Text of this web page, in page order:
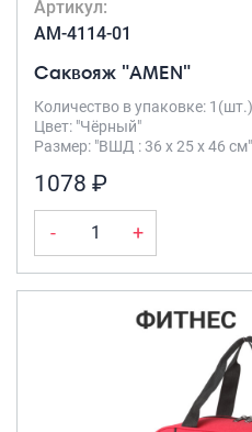
Артикул:
AM-4114-01
Саквояж "AMEN"
Количество в упаковке: 1(шт.)
Цвет: "Чёрный"
Размер: "ВШД : 36 х 25 х 46 см"
1078 ₽
- +